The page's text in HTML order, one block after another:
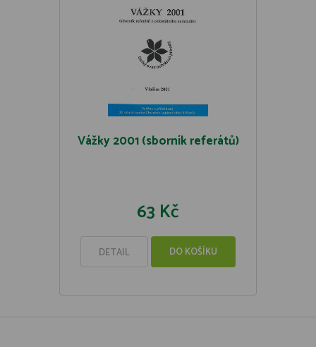
Vážky 2001 (sborník referátů)
63 Kč
DETAIL DO KOŠÍKU